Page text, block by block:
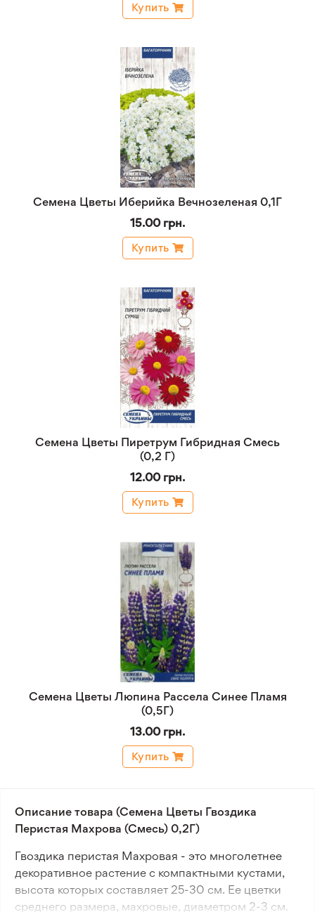
Купить
Семена Цветы Иберийка Вечнозеленая 0,1Г
15.00 грн.
Купить
Семена Цветы Пиретрум Гибридная Смесь
(0,2 Г)
12.00 грн.
Купить
Семена Цветы Люпина Рассела Синее Пламя
(0,5Г)
13.00 грн.
Купить
Описание товара (Семена Цветы Гвоздика
Перистая Махрова (Смесь) 0,2Г)
Гвоздика перистая Махровая - это многолетнее
декоративное растение с компактными кустами,
высота которых составляет 25-30 см. Ее цветки
среднего размера, махровые, диаметром 2-3 см.